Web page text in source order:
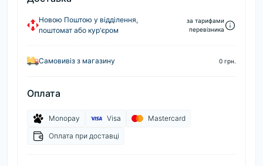
Новою Поштою у відділення,
поштомат або кур'єром
за тарифами
перевізника
Самовивіз з магазину 0 грн.
Оплата
Monopay Visa
Mastercard
Оплата при доставці